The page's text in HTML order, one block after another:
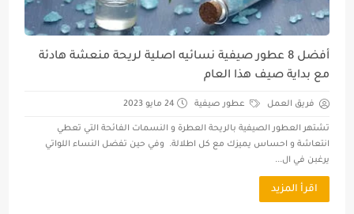
أفضل 8 عطور صيفية نسائيه اصلية لريحة منعشة هادئة
مع بداية صيف هذا العام
فريق العمل عطور صيفية 24 مايو 2023
تشتهر العطور الصيفية بالريحة العطرة و النسمات الفائحة التي تعطي
انتعاشة و احساس يميزك مع كل اطلالة. وفي حين تفضل النساء اللواتي
يرغبن في ال...
اقرأ المزيد